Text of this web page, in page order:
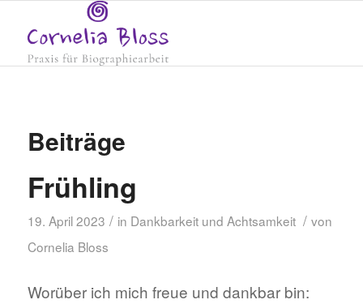
Beiträge
Frühling
19. April 2023 / in Dankbarkeit und Achtsamkeit / von
Cornelia Bloss
Worüber ich mich freue und dankbar bin: